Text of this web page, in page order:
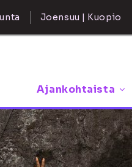
Joensuu | Kuopio
Ajankohtaista